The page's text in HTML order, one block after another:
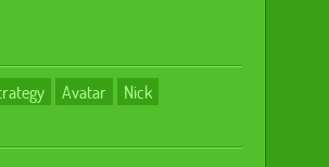
Avatar
Nick